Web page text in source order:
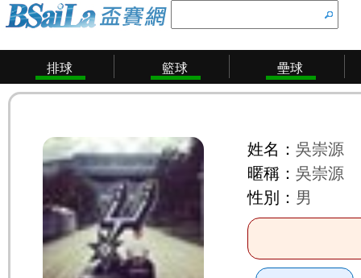
排球 籃球 壘球
姓名： 吳崇源
暱稱： 吳崇源
性別： 男